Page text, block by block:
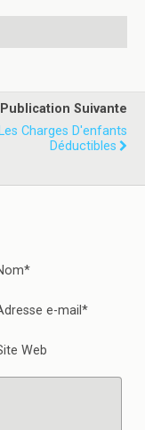
Publication Suivante
Les Charges D'enfants
Déductibles
e-mail*
Web